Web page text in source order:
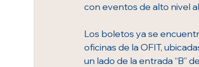
con eventos de alto nivel
Los boletos ya se
oficinas de la OFIT,
un lado de la entrada “B”